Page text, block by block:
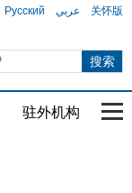
Русский عربي 关怀版
驻外机构 国